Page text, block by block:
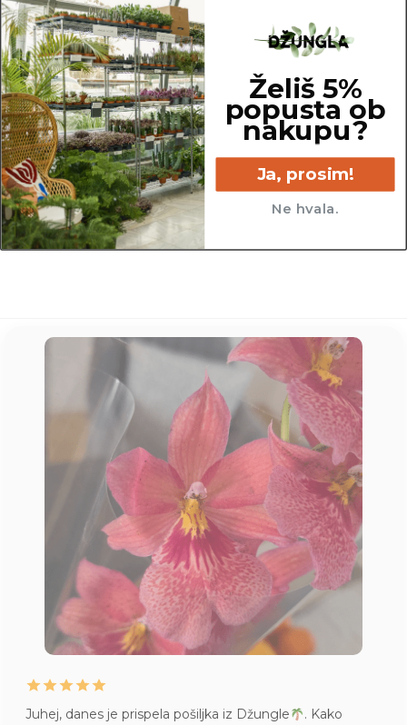
Širina: 17,5 cm (premer)
Višina: 17 cm
17.5 cm
Juhej, danes je prispela pošiljka iz Džungle
. Kako
Želiš 5%
popusta ob
nakupu?
Ja, prosim!
Ne hvala.